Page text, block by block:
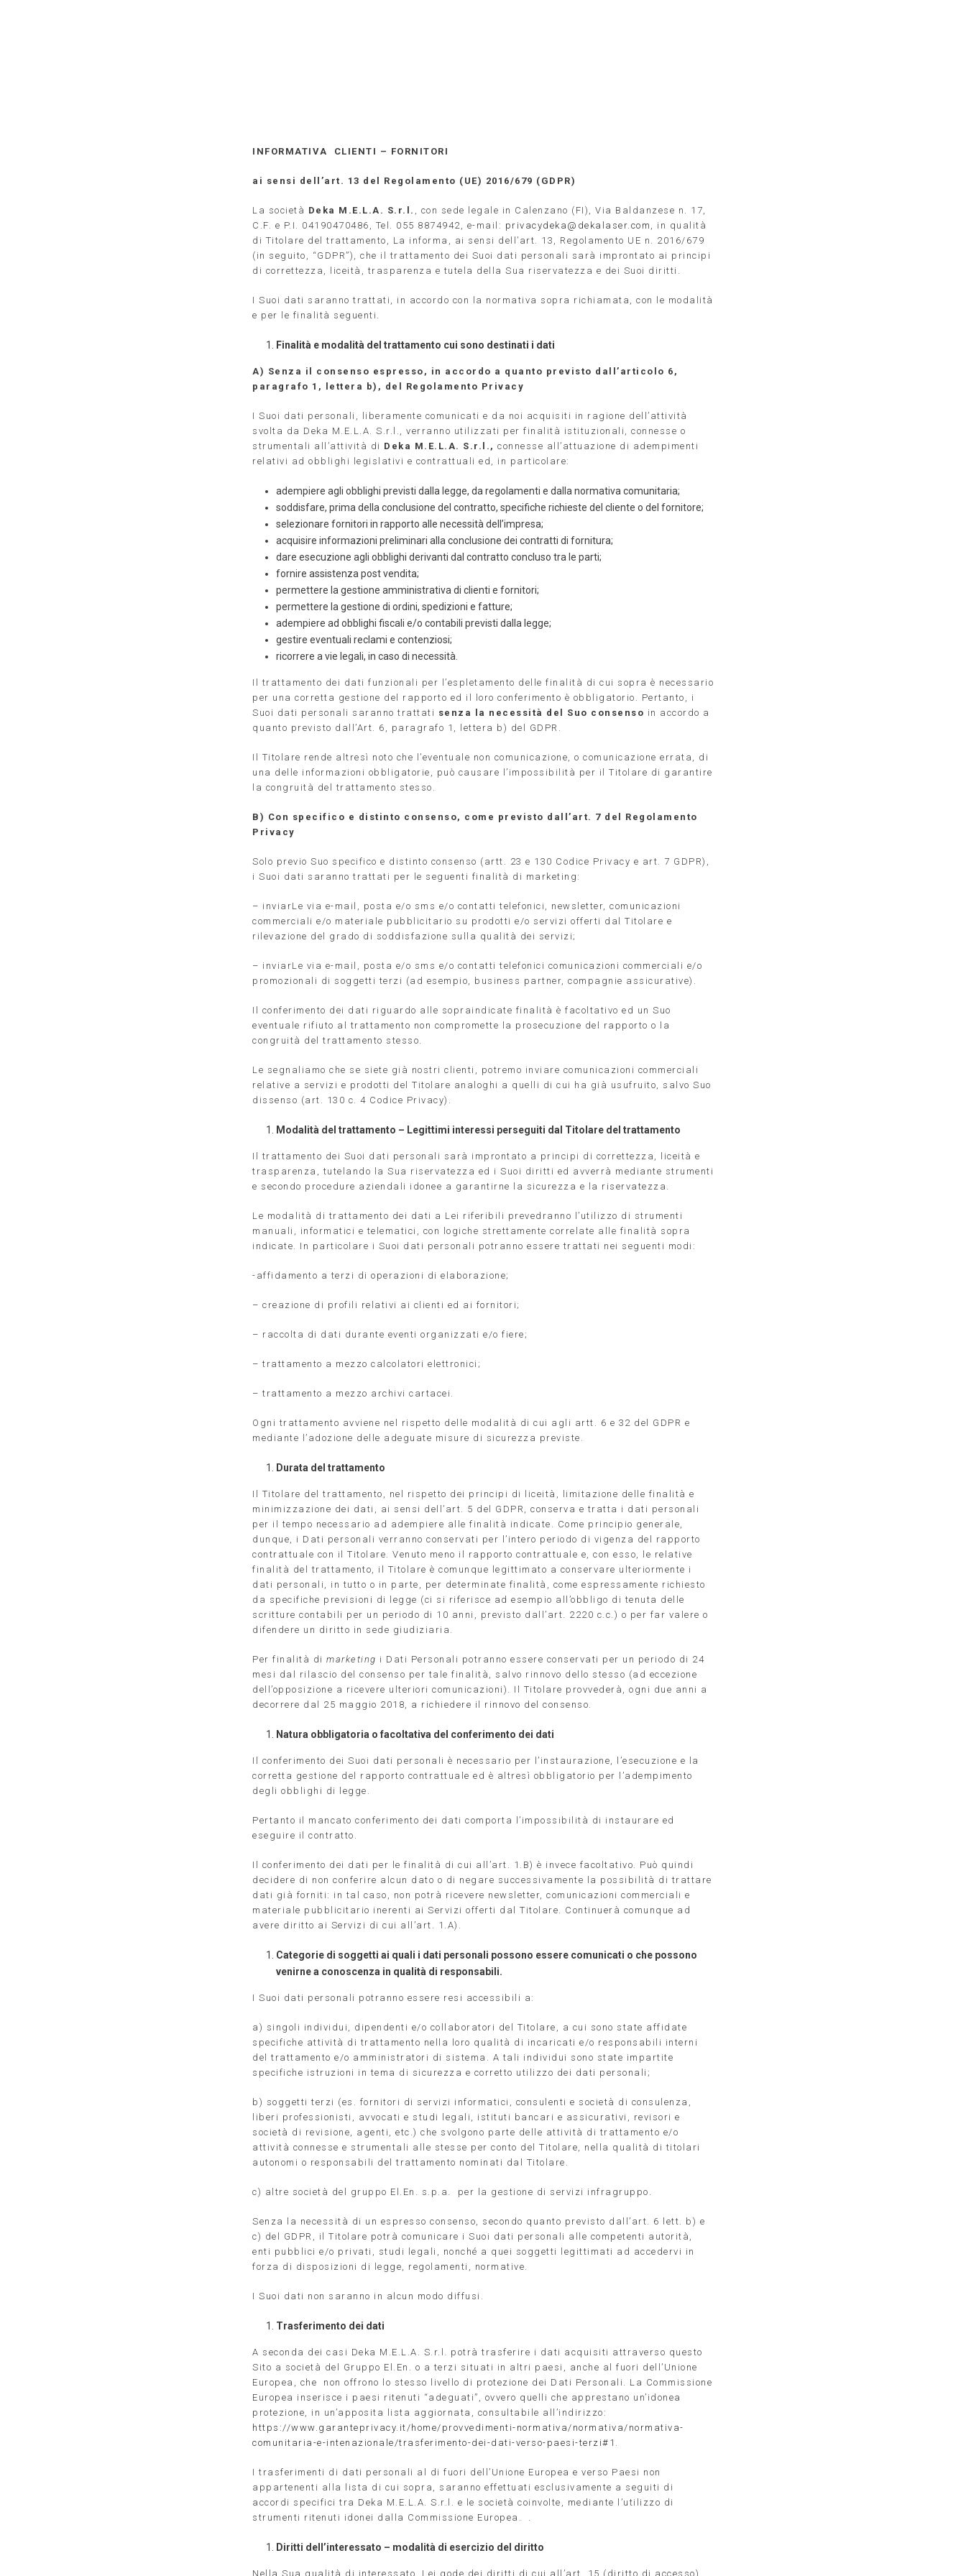
INFORMATIVA CLIENTI – FORNITORI
ai sensi dell’art. 13 del Regolamento (UE) 2016/679 (GDPR)
La società Deka M.E.L.A. S.r.l. , con sede legale in Calenzano (FI), Via Baldanzese n. 17,
C.F. e P.I. 04190470486, Tel. 055 8874942, e-mail: privacydeka@dekalaser.com , in qualità
di Titolare del trattamento, La informa, ai sensi dell’art. 13, Regolamento UE n. 2016/679
(in seguito, “GDPR”), che il trattamento dei Suoi dati personali sarà improntato ai principi
di correttezza, liceità, trasparenza e tutela della Sua riservatezza e dei Suoi diritti.
I Suoi dati saranno trattati, in accordo con la normativa sopra richiamata, con le modalità
e per le finalità seguenti.
Finalità e modalità del trattamento cui sono destinati i dati
A) Senza il consenso espresso, in accordo a quanto previsto dall’articolo 6,
paragrafo 1, lettera b), del Regolamento Privacy
I Suoi dati personali, liberamente comunicati e da noi acquisiti in ragione dell’attività
svolta da Deka M.E.L.A. S.r.l., verranno utilizzati per finalità istituzionali, connesse o
strumentali all’attività di Deka M.E.L.A. S.r.l., connesse all’attuazione di adempimenti
relativi ad obblighi legislativi e contrattuali ed, in particolare:
adempiere agli obblighi previsti dalla legge, da regolamenti e dalla normativa comunitaria;
soddisfare, prima della conclusione del contratto, specifiche richieste del cliente o del fornitore;
selezionare fornitori in rapporto alle necessità dell’impresa;
acquisire informazioni preliminari alla conclusione dei contratti di fornitura;
dare esecuzione agli obblighi derivanti dal contratto concluso tra le parti;
fornire assistenza post vendita;
permettere la gestione amministrativa di clienti e fornitori;
permettere la gestione di ordini, spedizioni e fatture;
adempiere ad obblighi fiscali e/o contabili previsti dalla legge;
gestire eventuali reclami e contenziosi;
ricorrere a vie legali, in caso di necessità.
Il trattamento dei dati funzionali per l’espletamento delle finalità di cui sopra è necessario
per una corretta gestione del rapporto ed il loro conferimento è obbligatorio. Pertanto, i
Suoi dati personali saranno trattati senza la necessità del Suo consenso in accordo a
quanto previsto dall’Art. 6, paragrafo 1, lettera b) del GDPR.
Il Titolare rende altresì noto che l’eventuale non comunicazione, o comunicazione errata, di
una delle informazioni obbligatorie, può causare l’impossibilità per il Titolare di garantire
la congruità del trattamento stesso.
B) Con specifico e distinto consenso, come previsto dall’art. 7 del Regolamento
Privacy
Solo previo Suo specifico e distinto consenso (artt. 23 e 130 Codice Privacy e art. 7 GDPR),
i Suoi dati saranno trattati per le seguenti finalità di marketing:
– inviarLe via e-mail, posta e/o sms e/o contatti telefonici, newsletter, comunicazioni
commerciali e/o materiale pubblicitario su prodotti e/o servizi offerti dal Titolare e
rilevazione del grado di soddisfazione sulla qualità dei servizi;
– inviarLe via e-mail, posta e/o sms e/o contatti telefonici comunicazioni commerciali e/o
promozionali di soggetti terzi (ad esempio, business partner, compagnie assicurative).
Il conferimento dei dati riguardo alle sopraindicate finalità è facoltativo ed un Suo
eventuale rifiuto al trattamento non compromette la prosecuzione del rapporto o la
congruità del trattamento stesso.
Le segnaliamo che se siete già nostri clienti, potremo inviare comunicazioni commerciali
relative a servizi e prodotti del Titolare analoghi a quelli di cui ha già usufruito, salvo Suo
dissenso (art. 130 c. 4 Codice Privacy).
Modalità del trattamento – Legittimi interessi perseguiti dal Titolare del trattamento
Il trattamento dei Suoi dati personali sarà improntato a principi di correttezza, liceità e
trasparenza, tutelando la Sua riservatezza ed i Suoi diritti ed avverrà mediante strumenti
e secondo procedure aziendali idonee a garantirne la sicurezza e la riservatezza.
Le modalità di trattamento dei dati a Lei riferibili prevedranno l’utilizzo di strumenti
manuali, informatici e telematici, con logiche strettamente correlate alle finalità sopra
indicate. In particolare i Suoi dati personali potranno essere trattati nei seguenti modi:
-affidamento a terzi di operazioni di elaborazione;
– creazione di profili relativi ai clienti ed ai fornitori;
– raccolta di dati durante eventi organizzati e/o fiere;
– trattamento a mezzo calcolatori elettronici;
– trattamento a mezzo archivi cartacei.
Ogni trattamento avviene nel rispetto delle modalità di cui agli artt. 6 e 32 del GDPR e
mediante l’adozione delle adeguate misure di sicurezza previste.
Durata del trattamento
Il Titolare del trattamento, nel rispetto dei principi di liceità, limitazione delle finalità e
minimizzazione dei dati, ai sensi dell’art. 5 del GDPR, conserva e tratta i dati personali
per il tempo necessario ad adempiere alle finalità indicate. Come principio generale,
dunque, i Dati personali verranno conservati per l’intero periodo di vigenza del rapporto
contrattuale con il Titolare. Venuto meno il rapporto contrattuale e, con esso, le relative
finalità del trattamento, il Titolare è comunque legittimato a conservare ulteriormente i
dati personali, in tutto o in parte, per determinate finalità, come espressamente richiesto
da specifiche previsioni di legge (ci si riferisce ad esempio all’obbligo di tenuta delle
scritture contabili per un periodo di 10 anni, previsto dall’art. 2220 c.c.) o per far valere o
difendere un diritto in sede giudiziaria.
Per finalità di marketing i Dati Personali potranno essere conservati per un periodo di 24
mesi dal rilascio del consenso per tale finalità, salvo rinnovo dello stesso (ad eccezione
dell’opposizione a ricevere ulteriori comunicazioni). Il Titolare provvederà, ogni due anni a
decorrere dal 25 maggio 2018, a richiedere il rinnovo del consenso.
Natura obbligatoria o facoltativa del conferimento dei dati
Il conferimento dei Suoi dati personali è necessario per l’instaurazione, l’esecuzione e la
corretta gestione del rapporto contrattuale ed è altresì obbligatorio per l’adempimento
degli obblighi di legge.
Pertanto il mancato conferimento dei dati comporta l’impossibilità di instaurare ed
eseguire il contratto.
Il conferimento dei dati per le finalità di cui all’art. 1.B) è invece facoltativo. Può quindi
decidere di non conferire alcun dato o di negare successivamente la possibilità di trattare
dati già forniti: in tal caso, non potrà ricevere newsletter, comunicazioni commerciali e
materiale pubblicitario inerenti ai Servizi offerti dal Titolare. Continuerà comunque ad
avere diritto ai Servizi di cui all’art. 1.A).
Categorie di soggetti ai quali i dati personali possono essere comunicati o che possono
venirne a conoscenza in qualità di responsabili.
I Suoi dati personali potranno essere resi accessibili a:
a) singoli individui, dipendenti e/o collaboratori del Titolare, a cui sono state affidate
specifiche attività di trattamento nella loro qualità di incaricati e/o responsabili interni
del trattamento e/o amministratori di sistema. A tali individui sono state impartite
specifiche istruzioni in tema di sicurezza e corretto utilizzo dei dati personali;
b) soggetti terzi (es. fornitori di servizi informatici, consulenti e società di consulenza,
liberi professionisti, avvocati e studi legali, istituti bancari e assicurativi, revisori e
società di revisione, agenti, etc.) che svolgono parte delle attività di trattamento e/o
attività connesse e strumentali alle stesse per conto del Titolare, nella qualità di titolari
autonomi o responsabili del trattamento nominati dal Titolare.
c) altre società del gruppo El.En. s.p.a. per la gestione di servizi infragruppo.
Senza la necessità di un espresso consenso, secondo quanto previsto dall’art. 6 lett. b) e
c) del GDPR, il Titolare potrà comunicare i Suoi dati personali alle competenti autorità,
enti pubblici e/o privati, studi legali, nonché a quei soggetti legittimati ad accedervi in
forza di disposizioni di legge, regolamenti, normative.
I Suoi dati non saranno in alcun modo diffusi.
Trasferimento dei dati
A seconda dei casi Deka M.E.L.A. S.r.l. potrà trasferire i dati acquisiti attraverso questo
Sito a società del Gruppo El.En. o a terzi situati in altri paesi, anche al fuori dell’Unione
Europea, che
non offrono lo stesso livello di protezione dei Dati Personali. La Commissione
Europea inserisce i paesi ritenuti “adeguati”, ovvero quelli che apprestano un’idonea
protezione, in un’apposita lista aggiornata, consultabile all’indirizzo:
https://www.garanteprivacy.it/home/provvedimenti-normativa/normativa/normativa-
comunitaria-e-intenazionale/trasferimento-dei-dati-verso-paesi-terzi#1 .
I trasferimenti di dati personali al di fuori dell’Unione Europea e verso Paesi non
appartenenti alla lista di cui sopra, saranno effettuati esclusivamente a seguiti di
accordi specifici tra Deka M.E.L.A. S.r.l. e le società coinvolte, mediante l’utilizzo di
strumenti ritenuti idonei dalla Commissione Europea.
.
Diritti dell’interessato – modalità di esercizio del diritto
Nella Sua qualità di interessato, Lei gode dei diritti di cui all’art. 15 (diritto di accesso),